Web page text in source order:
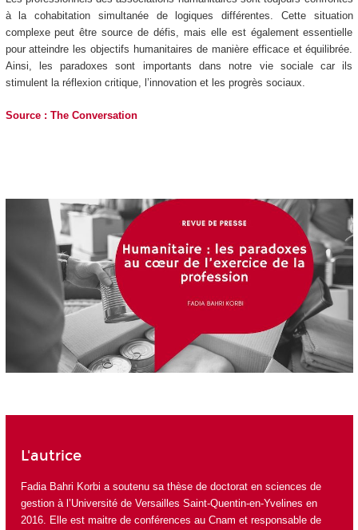
à la cohabitation simultanée de logiques différentes. Cette situation
complexe peut être source de défis, mais elle est également essentielle
pour atteindre les objectifs humanitaires de manière efficace et équilibrée.
Ainsi, les paradoxes sont importants dans notre vie sociale car ils
stimulent la réflexion critique, l’innovation et les progrès sociaux.
Source : The Conversation
L'autrice
Fadia Bahri Korbi a soutenu sa thèse de doctorat en sciences de
gestion à l’Université de Versailles Saint-Quentin-en-Yvelines en
2016. Elle est maitre de conférences au Cnam et responsable de